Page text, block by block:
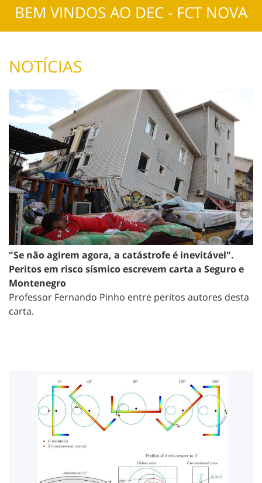
BEM VINDOS AO DEC - FCT NOVA
NOTÍCIAS
"Se não agirem agora, a catástrofe é inevitável".
Peritos em risco sísmico escrevem carta a Seguro e
Montenegro
Professor Fernando Pinho entre peritos autores desta
carta.